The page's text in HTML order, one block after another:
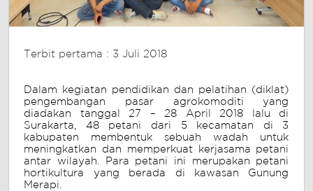
Terbit pertama : 3 Juli 2018
Dalam kegiatan pendidikan dan pelatihan (diklat)
pengembangan pasar agrokomoditi yang
diadakan tanggal 27 – 28 April 2018 lalu di
Surakarta, 48 petani dari 5 kecamatan di 3
kabupaten membentuk sebuah wadah untuk
meningkatkan dan memperkuat kerjasama petani
antar wilayah. Para petani ini merupakan petani
hortikultura yang berada di kawasan Gunung
Merapi.